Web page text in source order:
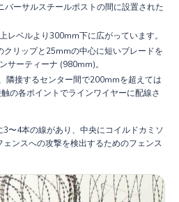
ーサルスチールポストの間に設置された
レベルより300mm下に広がっています。
クリップと25mmの中心に短いブレードを
サーティーナ (980mm)。
隣接するセンター間で200mmを超えては
の各ポイントでラインワイヤーに配線さ
〜4本の線があり、中央にコイルドカミソ
ェンスへの攻撃を検出するためのフェンス